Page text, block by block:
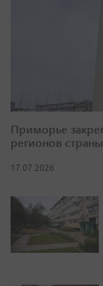
Приморье
регионов страны
17.07.2026